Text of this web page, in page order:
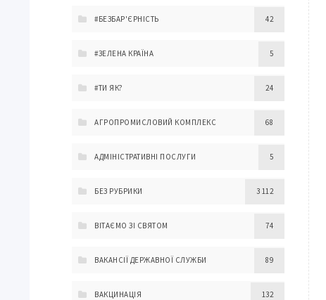
#БЕЗБАР'ЄРНІСТЬ 42
#ЗЕЛЕНА КРАЇНА 5
#ТИ ЯК? 24
АГРОПРОМИСЛОВИЙ КОМПЛЕКС 68
АДМІНІСТРАТИВНІ ПОСЛУГИ 5
БЕЗ РУБРИКИ 3 112
ВІТАЄМО ЗІ СВЯТОМ 74
ВАКАНСІЇ ДЕРЖАВНОЇ СЛУЖБИ 89
ВАКЦИНАЦІЯ 132